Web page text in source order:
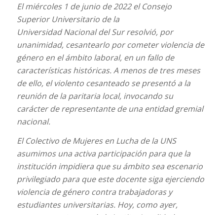
El miércoles 1 de junio de 2022 el Consejo
Superior Universitario de la
Universidad Nacional del Sur resolvió, por
unanimidad, cesantearlo por cometer violencia de
género en el ámbito laboral, en un fallo de
características históricas. A menos de tres meses
de ello, el violento cesanteado se presentó a la
reunión de la paritaria local, invocando su
carácter de representante de una entidad gremial
nacional.
El Colectivo de Mujeres en Lucha de la UNS
asumimos una activa participación para que la
institución impidiera que su ámbito sea escenario
privilegiado para que este docente siga ejerciendo
violencia de género contra trabajadoras y
estudiantes universitarias. Hoy, como ayer,